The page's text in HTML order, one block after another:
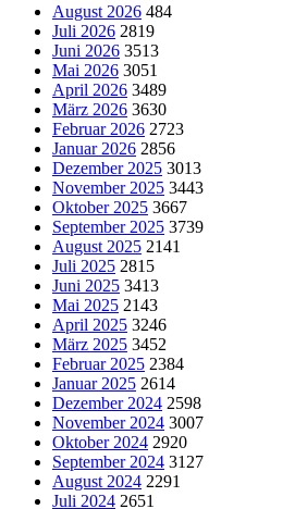
August 2026 484
Juli 2026 2819
Juni 2026 3513
Mai 2026 3051
April 2026 3489
März 2026 3630
Februar 2026 2723
Januar 2026 2856
Dezember 2025 3013
November 2025 3443
Oktober 2025 3667
September 2025 3739
August 2025 2141
Juli 2025 2815
Juni 2025 3413
Mai 2025 2143
April 2025 3246
März 2025 3452
Februar 2025 2384
Januar 2025 2614
Dezember 2024 2598
November 2024 3007
Oktober 2024 2920
September 2024 3127
August 2024 2291
Juli 2024 2651